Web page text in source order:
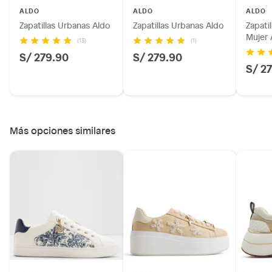
ALDO
Zapatillas Urbanas Aldo
(13)
S/ 279.90
ALDO
Zapatillas Urbanas Aldo
(1)
S/ 279.90
ALDO
Mujer
S/
Más opciones similares